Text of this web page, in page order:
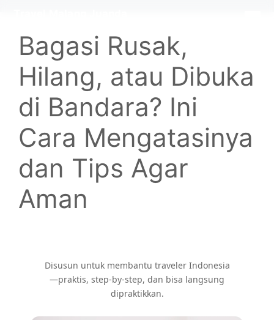
Bagasi Rusak,
Hilang, atau Dibuka
di Bandara? Ini
Cara Mengatasinya
dan Tips Agar
Aman
Disusun untuk membantu traveler Indonesia
—praktis, step-by-step, dan bisa langsung
dipraktikkan.